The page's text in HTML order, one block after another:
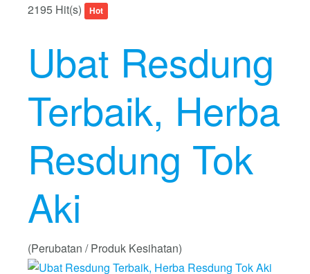
2195 Hit(s)
Hot
Ubat Resdung
Terbaik, Herba
Resdung Tok
Aki
(Perubatan / Produk Kesihatan)